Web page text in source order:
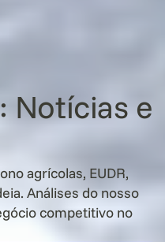
Notícias e
agrícolas, EUDR,
Análises do nosso
competitivo no